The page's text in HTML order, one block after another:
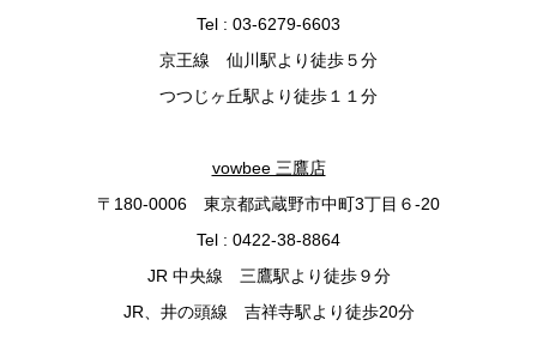
Tel : 03-6279-6603
京王線 仙川駅より徒歩５分
つつじヶ丘駅より徒歩１１分
vowbee 三鷹店
〒180-0006 東京都武蔵野市中町3丁目６-20
Tel : 0422-38-8864
JR 中央線 三鷹駅より徒歩９分
JR、井の頭線 吉祥寺駅より徒歩20分